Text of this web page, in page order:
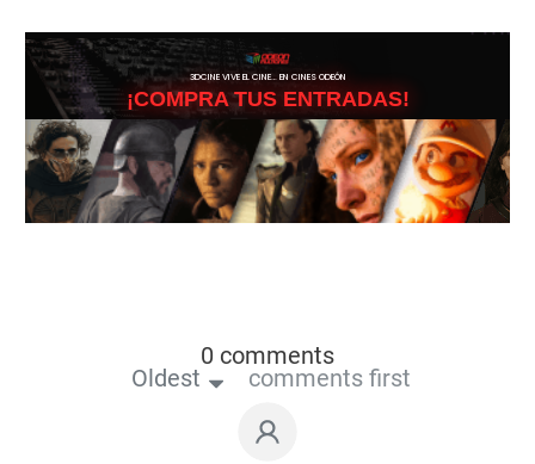
3DCINE VIVE EL CINE… EN CINES ODEÓN
¡COMPRA TUS ENTRADAS!
0 comments
Oldest comments first